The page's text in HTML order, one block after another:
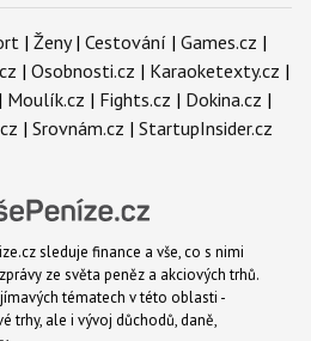
| Ženy| Cestování | Games.cz |
| Osobnosti.cz | Karaoketexty.cz |
| Moulík.cz | Fights.cz | Dokina.cz |
| Srovnám.cz | StartupInsider.cz
sleduje finance a vše, co s nimi
ze světa peněz a akciových trhů.
tématech v této oblasti -
trhy, ale i vývoj důchodů, daně,